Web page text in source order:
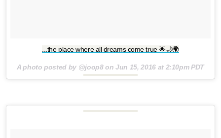
...the place where all dreams come true 🌟🌙🌍
A photo posted by @joop8 onJun 15, 2016 at 2:10pm PDT